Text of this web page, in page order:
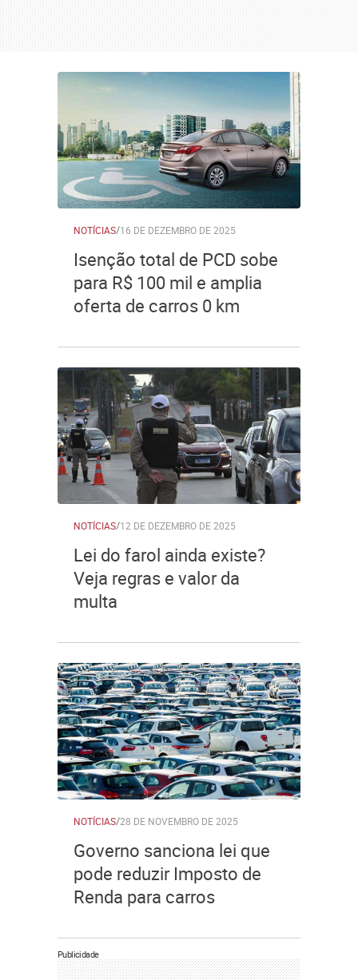
NOTÍCIAS/16 DE DEZEMBRO DE 2025
Isenção total de PCD sobe
para R$ 100 mil e amplia
oferta de carros 0 km
NOTÍCIAS/12 DE DEZEMBRO DE 2025
Lei do farol ainda existe?
Veja regras e valor da
multa
NOTÍCIAS/28 DE NOVEMBRO DE 2025
Governo sanciona lei que
pode reduzir Imposto de
Renda para carros
Publicidade